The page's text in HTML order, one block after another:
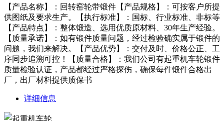
【产品名称】：回转窑轮带锻件【产品规格】：可按客户所提
供图纸及要求生产。【执行标准】：国标、行业标准、非标等
【产品特点】：整体锻造、选用优质原材料、30年生产经验。
【质量承诺】：如有锻件质量问题，经过检验确实属于锻件的
问题，我们来解决。【产品优势】：交付及时、价格公正、工
序同步追溯可控！【质量合格】：我们公司有起重机车轮锻件
质量检验认证，产品都经过严格探伤，确保每件锻件合格出
厂，出厂材料提供质保书
详细信息